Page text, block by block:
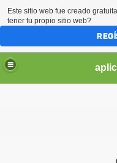
Este sitio web fue creado
tener tu propio sitio web?